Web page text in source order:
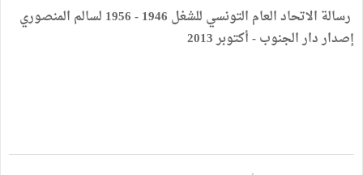
رسالة الاتحاد العام التونسي للشغل 1946 - 1956 لسالم المنصوري
إصدار دار الجنوب - أكتوبر 2013